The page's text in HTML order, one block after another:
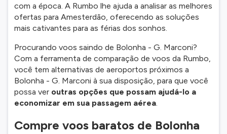
com a época. A Rumbo lhe ajuda a analisar as melhores
ofertas para Amesterdão, oferecendo as soluções
mais cativantes para as férias dos sonhos.
Procurando voos saindo de Bolonha - G. Marconi?
Com a ferramenta de comparação de voos da Rumbo,
você tem alternativas de aeroportos próximos a
Bolonha - G. Marconi à sua disposição, para que você
possa ver outras opções que possam ajudá-lo a
economizar em sua passagem aérea.
Compre voos baratos de Bolonha